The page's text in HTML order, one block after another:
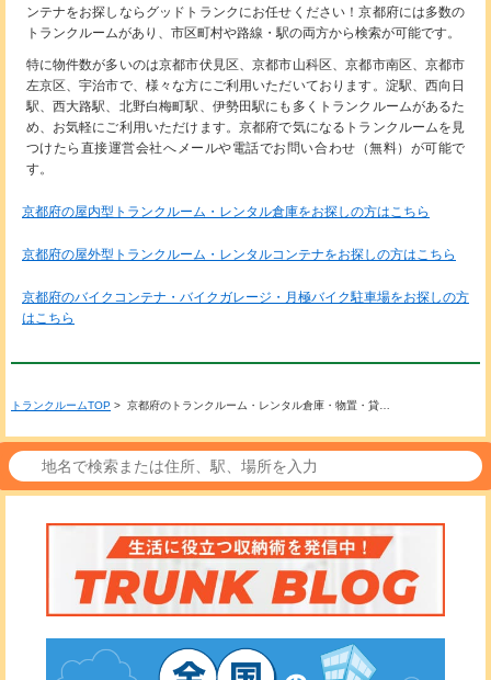
ンテナをお探しならグッドトランクにお任せください！京都府には多数の
トランクルームがあり、市区町村や路線・駅の両方から検索が可能です。
特に物件数が多いのは京都市伏見区、京都市山科区、京都市南区、京都市
左京区、宇治市で、様々な方にご利用いただいております。淀駅、西向日
駅、西大路駅、北野白梅町駅、伊勢田駅にも多くトランクルームがあるた
め、お気軽にご利用いただけます。京都府で気になるトランクルームを見
つけたら直接運営会社へメールや電話でお問い合わせ（無料）が可能で
す。
京都府の屋内型トランクルーム・レンタル倉庫をお探しの方はこちら
京都府の屋外型トランクルーム・レンタルコンテナをお探しの方はこちら
京都府のバイクコンテナ・バイクガレージ・月極バイク駐車場をお探しの方
はこちら
トランクルームTOP > 京都府のトランクルーム・レンタル倉庫・物置・貸…